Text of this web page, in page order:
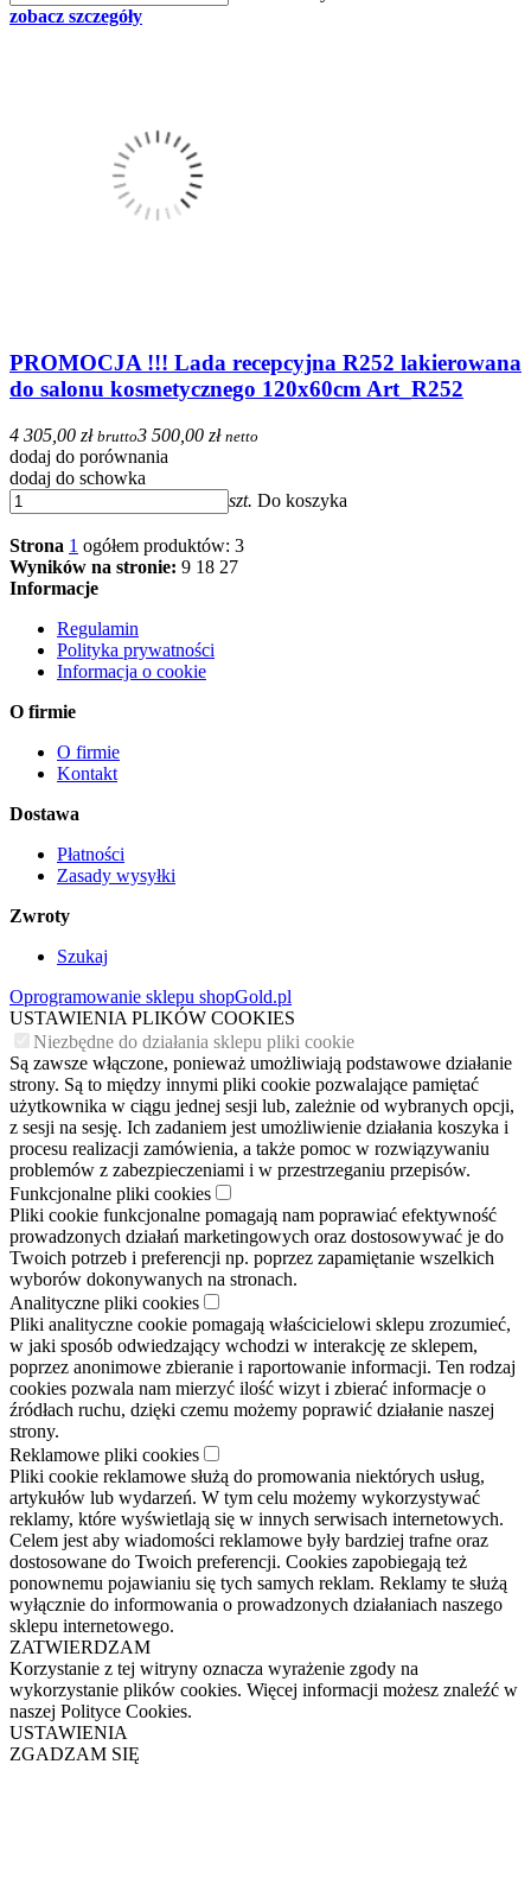
zobacz szczegóły
PROMOCJA !!! Lada recepcyjna R252 lakierowana
do salonu kosmetycznego 120x60cm Art_R252
4 305,00 zł brutto3 500,00 zł netto
dodaj do porównania
dodaj do schowka
szt. Do koszyka
Strona 1 ogółem produktów: 3
Wyników na stronie: 9 18 27
Informacje
Regulamin
Polityka prywatności
Informacja o cookie
O firmie
O firmie
Kontakt
Dostawa
Płatności
Zasady wysyłki
Zwroty
Szukaj
Oprogramowanie sklepu shopGold.pl
USTAWIENIA PLIKÓW COOKIES
Niezbędne do działania sklepu pliki cookie
Są zawsze włączone, ponieważ umożliwiają podstawowe działanie
strony. Są to między innymi pliki cookie pozwalające pamiętać
użytkownika w ciągu jednej sesji lub, zależnie od wybranych opcji,
z sesji na sesję. Ich zadaniem jest umożliwienie działania koszyka i
procesu realizacji zamówienia, a także pomoc w rozwiązywaniu
problemów z zabezpieczeniami i w przestrzeganiu przepisów.
Funkcjonalne pliki cookies
Pliki cookie funkcjonalne pomagają nam poprawiać efektywność
prowadzonych działań marketingowych oraz dostosowywać je do
Twoich potrzeb i preferencji np. poprzez zapamiętanie wszelkich
wyborów dokonywanych na stronach.
Analityczne pliki cookies
Pliki analityczne cookie pomagają właścicielowi sklepu zrozumieć,
w jaki sposób odwiedzający wchodzi w interakcję ze sklepem,
poprzez anonimowe zbieranie i raportowanie informacji. Ten rodzaj
cookies pozwala nam mierzyć ilość wizyt i zbierać informacje o
źródłach ruchu, dzięki czemu możemy poprawić działanie naszej
strony.
Reklamowe pliki cookies
Pliki cookie reklamowe służą do promowania niektórych usług,
artykułów lub wydarzeń. W tym celu możemy wykorzystywać
reklamy, które wyświetlają się w innych serwisach internetowych.
Celem jest aby wiadomości reklamowe były bardziej trafne oraz
dostosowane do Twoich preferencji. Cookies zapobiegają też
ponownemu pojawianiu się tych samych reklam. Reklamy te służą
wyłącznie do informowania o prowadzonych działaniach naszego
sklepu internetowego.
ZATWIERDZAM
Korzystanie z tej witryny oznacza wyrażenie zgody na
wykorzystanie plików cookies. Więcej informacji możesz znaleźć w
naszej Polityce Cookies.
USTAWIENIA
ZGADZAM SIĘ